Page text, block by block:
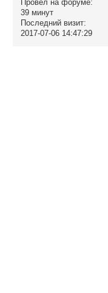
Провел на форуме:
39 минут
Последний визит:
2017-07-06 14:47:29